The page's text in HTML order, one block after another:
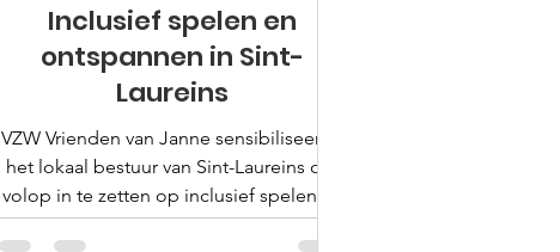
Inclusief spelen en
ontspannen in Sint-
Laureins
VZW Vrienden van Janne sensibiliseerde
het lokaal bestuur van Sint-Laureins om
volop in te zetten op inclusief spelen en
ontspannen